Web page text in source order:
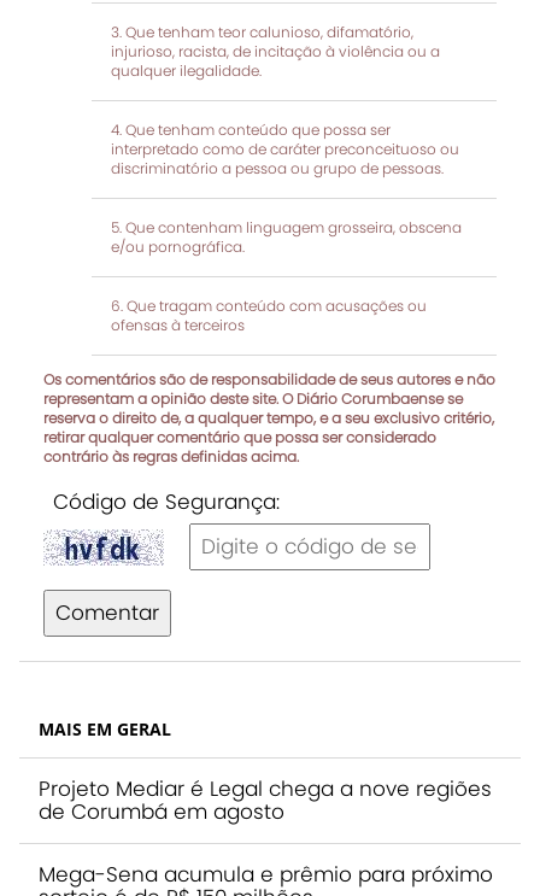
Que tenham teor calunioso, difamatório,
injurioso, racista, de incitação à violência ou a
qualquer ilegalidade.
Que tenham conteúdo que possa ser
interpretado como de caráter preconceituoso ou
discriminatório a pessoa ou grupo de pessoas.
Que contenham linguagem grosseira, obscena
e/ou pornográfica.
Que tragam conteúdo com acusações ou
ofensas à terceiros
Os comentários são de responsabilidade de seus autores e não
representam a opinião deste site. O Diário Corumbaense se
reserva o direito de, a qualquer tempo, e a seu exclusivo critério,
retirar qualquer comentário que possa ser considerado
contrário às regras definidas acima.
Código de Segurança:
Comentar
MAIS EM GERAL
Projeto Mediar é Legal chega a nove regiões
de Corumbá em agosto
Mega-Sena acumula e prêmio para próximo